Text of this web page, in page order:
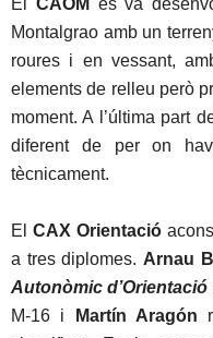
Montalgrao amb un
roures i en vessant,
elements de relleu però
moment. A l’última part
diferent de per on
tècnicament.
ElCAX Orientació
a tres diplomes. Arnau
Autonòmic
M-16 i
Martín Aragón